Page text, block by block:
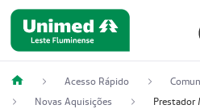
Acesso Rápido
Novas Aquisições